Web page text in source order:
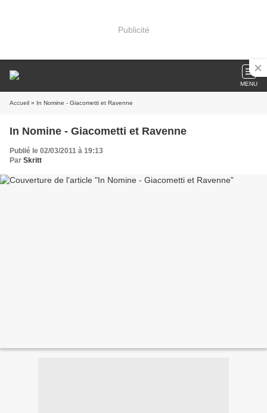
Publicité
MENU
Accueil » In Nomine - Giacometti et Ravenne
In Nomine - Giacometti et Ravenne
Publié le 02/03/2011 à 19:13
Par Skritt